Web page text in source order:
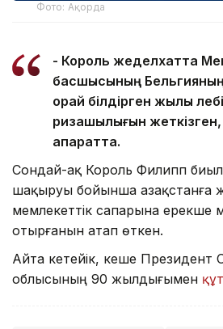
Фото: Ақорда
- Король жеделхатта
басшысының Бельгияның
орай білдірген жылы
ризашылығын жеткізген,
ақпаратта.
Сондай-ақ Король Филипп биыл
шақыруы бойынша Қазақстанға
мемлекеттік сапарына ерекше
отырғанын атап өткен.
Айта кетейік, кеше Президент
облысының 90 жылдығымен